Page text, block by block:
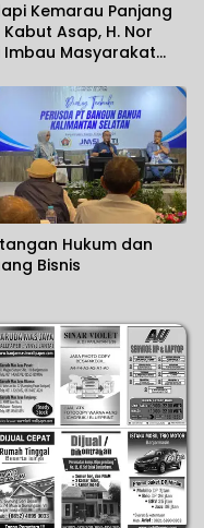
Kemarau Panjang
Asap, H. Nor
Imbau Masyarakat
Hukum dan
Bisnis